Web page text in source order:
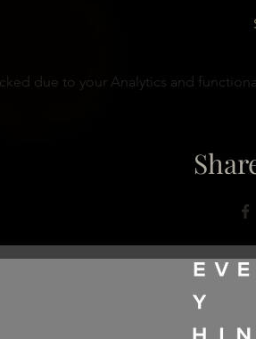
due to your Analytics and